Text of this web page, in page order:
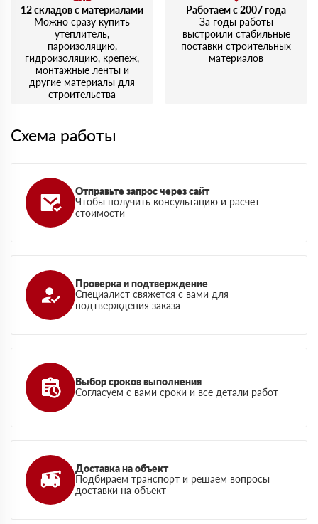
12 складов с материалами
Можно сразу купить
утеплитель,
пароизоляцию,
гидроизоляцию, крепеж,
монтажные ленты и
другие материалы для
строительства
Работаем с 2007 года
За годы работы
выстроили стабильные
поставки строительных
материалов
Схема работы
Отправьте запрос через сайт
Чтобы получить консультацию и расчет
стоимости
Проверка и подтверждение
Специалист свяжется с вами для
подтверждения заказа
Выбор сроков выполнения
Согласуем с вами сроки и все детали работ
Доставка на объект
Подбираем транспорт и решаем вопросы
доставки на объект